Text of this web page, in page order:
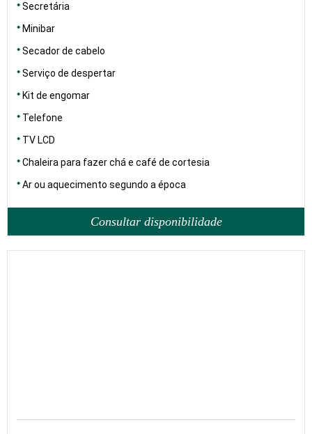
Secretária
Minibar
Secador de cabelo
Serviço de despertar
Kit de engomar
Telefone
TV LCD
Chaleira para fazer chá e café de cortesia
Ar ou aquecimento segundo a época
Consultar disponibilidade